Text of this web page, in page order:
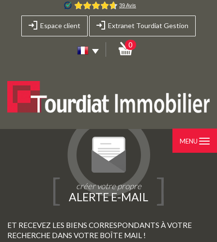
Espace client Extranet Tourdiat Gestion
0
MENU
créer votre propre
ALERTE E-MAIL
ET RECEVEZ LES BIENS CORRESPONDANTS À VOTRE
RECHERCHE DANS VOTRE BOÎTE MAIL !